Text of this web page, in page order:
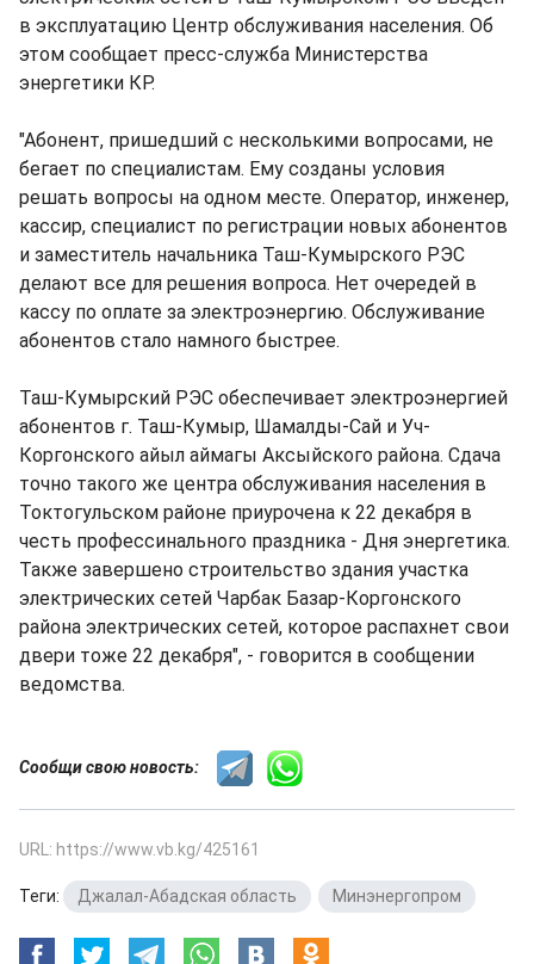
в эксплуатацию Центр обслуживания населения. Об
этом сообщает пресс-служба Министерства
энергетики КР.
"Абонент, пришедший с несколькими вопросами, не
бегает по специалистам. Ему созданы условия
решать вопросы на одном месте. Оператор, инженер,
кассир, специалист по регистрации новых абонентов
и заместитель начальника Таш-Кумырского РЭС
делают все для решения вопроса. Нет очередей в
кассу по оплате за электроэнергию. Обслуживание
абонентов стало намного быстрее.
Таш-Кумырский РЭС обеспечивает электроэнергией
абонентов г. Таш-Кумыр, Шамалды-Сай и Уч-
Коргонского айыл аймагы Аксыйского района. Сдача
точно такого же центра обслуживания населения в
Токтогульском районе приурочена к 22 декабря в
честь профессинального праздника - Дня энергетика.
Также завершено строительство здания участка
электрических сетей Чарбак Базар-Коргонского
района электрических сетей, которое распахнет свои
двери тоже 22 декабря", - говорится в сообщении
ведомства.
Сообщи свою новость:
URL: https://www.vb.kg/425161
Теги: Джалал-Абадская область Минэнергопром